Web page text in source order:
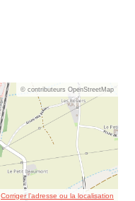
© contributeurs OpenStreetMap
Corriger l’adresse ou la localisation